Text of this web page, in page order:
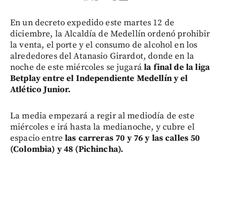
En un decreto expedido este martes 12 de
diciembre, la Alcaldía de Medellín ordenó prohibir
la venta, el porte y el consumo de alcohol en los
alrededores del Atanasio Girardot, donde en la
noche de este miércoles se jugarála final de la liga
Betplay entre el Independiente Medellín y el
Atlético Junior.
La media empezará a regir al mediodía de este
miércoles e irá hasta la medianoche, y cubre el
espacio entrelas carreras 70 y 76 y las calles 50
(Colombia) y 48 (Pichincha).